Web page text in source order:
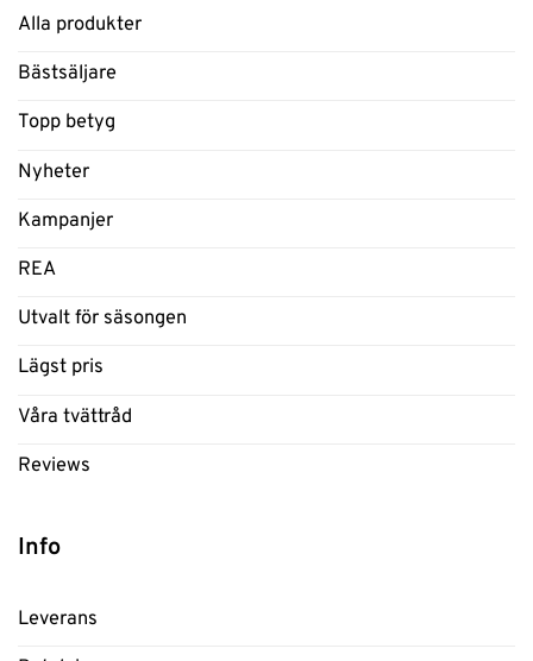
Alla produkter
Bästsäljare
Topp betyg
Nyheter
Kampanjer
REA
Utvalt för säsongen
Lägst pris
Våra tvättråd
Reviews
Info
Leverans